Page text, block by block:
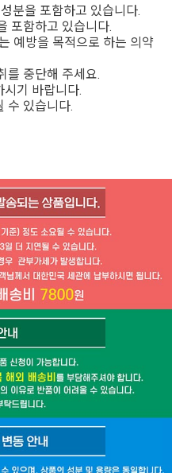
분을 포함하고 있습니다.
포함하고 있습니다.
예방을 목적으로 하는 의약
를 중단해 주세요.
기 바랍니다.
수 있습니다.